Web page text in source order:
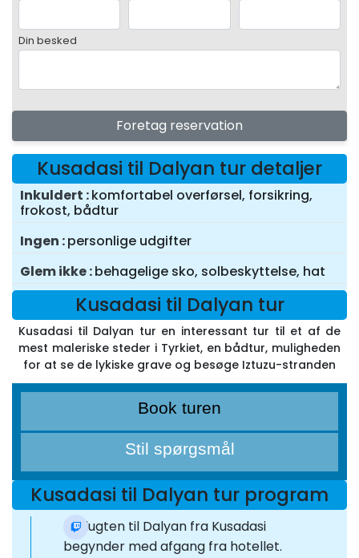
Din besked
Foretag reservation
Kusadasi til Dalyan tur detaljer
Inkuldert komfortabel overførsel, forsikring,
frokost, bådtur
Ingen personlige udgifter
Glem ikke behagelige sko, solbeskyttelse, hat
Kusadasi til Dalyan tur
Kusadasi til Dalyan tur en interessant tur til et af de
mest maleriske steder i Tyrkiet, en bådtur, muligheden
for at se de lykiske grave og besøge Iztuzu-stranden
Book turen
Stil spørgsmål
Kusadasi til Dalyan tur program
Udflugten til Dalyan fra Kusadasi
begynder med afgang fra hotellet.